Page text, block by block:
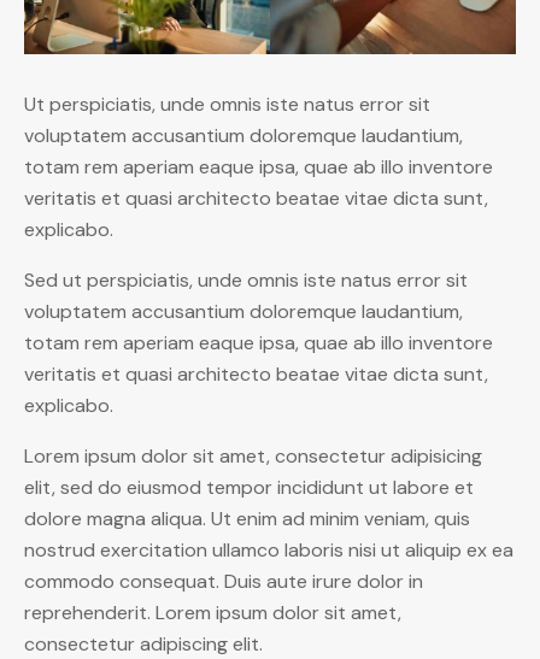
Ut perspiciatis, unde omnis iste natus error sit
voluptatem accusantium doloremque laudantium,
totam rem aperiam eaque ipsa, quae ab illo inventore
veritatis et quasi architecto beatae vitae dicta sunt,
explicabo.
Sed ut perspiciatis, unde omnis iste natus error sit
voluptatem accusantium doloremque laudantium,
totam rem aperiam eaque ipsa, quae ab illo inventore
veritatis et quasi architecto beatae vitae dicta sunt,
explicabo.
Lorem ipsum dolor sit amet, consectetur adipisicing
elit, sed do eiusmod tempor incididunt ut labore et
dolore magna aliqua. Ut enim ad minim veniam, quis
nostrud exercitation ullamco laboris nisi ut aliquip ex ea
commodo consequat. Duis aute irure dolor in
reprehenderit. Lorem ipsum dolor sit amet,
consectetur adipiscing elit.